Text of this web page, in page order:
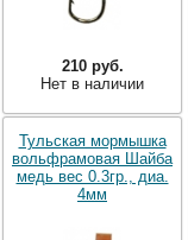
210 руб.
Нет в наличии
Тульская мормышка
вольфрамовая Шайба
медь вес 0.3гр., диа.
4мм